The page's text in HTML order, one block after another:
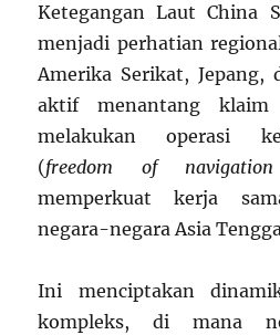
Ketegangan Laut China
menjadi perhatian
Amerika Serikat, Jepang,
aktif menantang klaim
melakukan operasi
(freedom of navigation
memperkuat kerja
negara-negara Asia
Ini menciptakan
kompleks, di mana